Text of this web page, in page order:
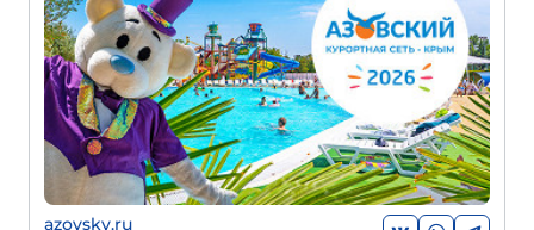
azovsky.ru